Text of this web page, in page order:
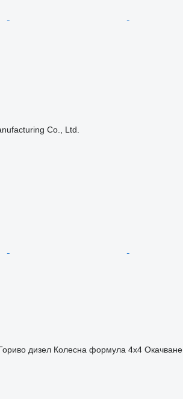
Co., Ltd.
дизел Колесна формула 4x4 Окачване